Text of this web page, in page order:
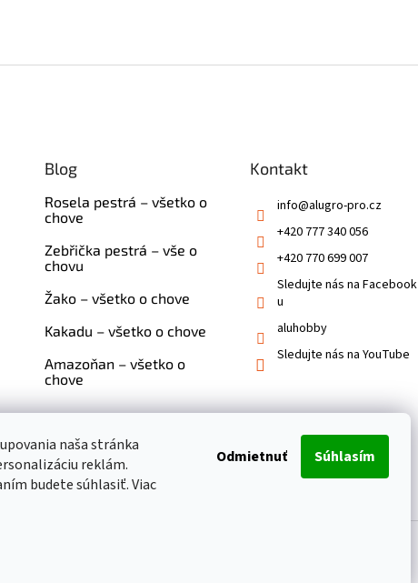
naša stránka
reklám.
budete súhlasiť. Viac
Odmietnuť Súhlasím
Blog
Rosela pestrá – všetko o
chove
Zebřička pestrá – vše o
chovu
Žako – všetko o chove
Kakadu – všetko o chove
Amazoňan – všetko o
chove
Kontakt
info@alugro-pro.cz
+420 777 340 056
+420 770 699 007
Sledujte nás na Facebook
u
aluhobby
Sledujte nás na YouTube